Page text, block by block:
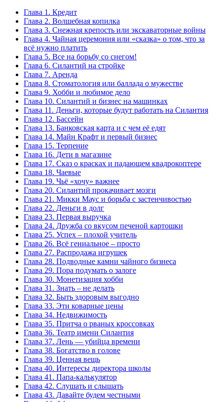
Глава 1. Кредит
Глава 2. Волшебная копилка
Глава 3. Снежная крепость или экскаваторные войны
Глава 4. Чайная церемония или «сказка» о том, что за
всё нужно платить
Глава 5. Все на борьбу со снегом!
Глава 6. Силантий на стройке
Глава 7. Аренда
Глава 8. Стоматология или баллада о мужестве
Глава 9. Хобби и любимое дело
Глава 10. Силантий и бизнес на машинках
Глава 11. Деньги, которые будут работать на Силантия
Глава 12. Бассейн
Глава 13. Банковская карта и с чем её едят
Глава 14. Майн Крафт и первый бизнес
Глава 15. Терпение
Глава 16. Дети в магазине
Глава 17. Сказ о красках и падающем квадрокоптере
Глава 18. Чаевые
Глава 19. Чьё «хочу» важнее
Глава 20. Силантий прокачивает мозги
Глава 21. Микки Маус и борьба с застенчивостью
Глава 22. Деньги в долг
Глава 23. Первая выручка
Глава 24. Дружба со вкусом печеной картошки
Глава 25. Успех – плохой учитель
Глава 26. Всё гениальное – просто
Глава 27. Распродажа игрушек
Глава 28. Подводные камни чайного бизнеса
Глава 29. Пора подумать о залоге
Глава 30. Монетизация хобби
Глава 31. Знать – не делать
Глава 32. Быть здоровым выгодно
Глава 33. Эти коварные цены
Глава 34. Недвижимость
Глава 35. Притча о рваных кроссовках
Глава 36. Театр имени Силантия
Глава 37. Лень — убийца времени
Глава 38. Богатство в голове
Глава 39. Ценная вещь
Глава 40. Интересы директора школы
Глава 41. Папа-калькулятор
Глава 42. Слушать и слышать
Глава 43. Давайте будем честными